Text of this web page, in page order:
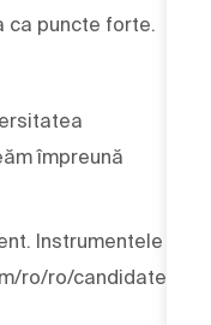
ca puncte forte.
împreună
Instrumentele
ro/ro/candidate-